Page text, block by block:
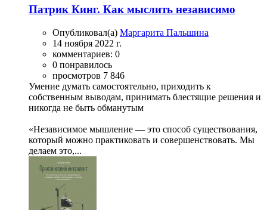
Патрик Кинг. Как мыслить независимо
Опубликовал(а) Маргарита Пальшина
14 ноября 2022 г.
комментариев: 0
0 понравилось
просмотров 7 846
Умение думать самостоятельно, приходить к
собственным выводам, принимать блестящие решения и
никогда не быть обманутым
«Независимое мышление — это способ существования,
который можно практиковать и совершенствовать. Мы
делаем это,...